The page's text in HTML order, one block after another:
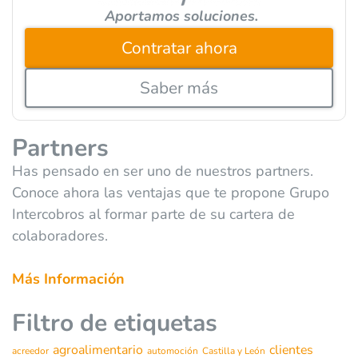
Aportamos soluciones.
Contratar ahora
Saber más
Partners
Has pensado en ser uno de nuestros partners.
Conoce ahora las ventajas que te propone Grupo
Intercobros al formar parte de su cartera de
colaboradores.
Más Información
Filtro de etiquetas
acreedor agroalimentario automoción Castilla y León clientes